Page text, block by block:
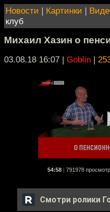
Новости | Картинки |
клуб
Михаил Хазин о
03.08.18 16:07 | Goblin |
54:58 791978
Смотри ролики